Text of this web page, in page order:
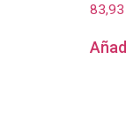
83,93